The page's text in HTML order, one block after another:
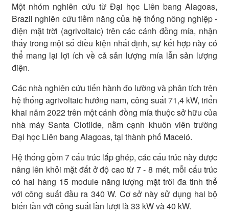
Một nhóm nghiên cứu từ Đại học Liên bang Alagoas,
Brazil nghiên cứu tiềm năng của hệ thống nông nghiệp -
điện mặt trời (agrivoltaic) trên các cánh đồng mía, nhận
thấy trong một số điều kiện nhất định, sự kết hợp này có
thể mang lại lợi ích về cả sản lượng mía lẫn sản lượng
điện.
Các nhà nghiên cứu tiến hành đo lường và phân tích trên
hệ thống agrivoltaic hướng nam, công suất 71,4 kW, triển
khai năm 2022 trên một cánh đồng mía thuộc sở hữu của
nhà máy Santa Clotilde, nằm cạnh khuôn viên trường
Đại học Liên bang Alagoas, tại thành phố Maceió.
Hệ thống gồm 7 cấu trúc lắp ghép, các cấu trúc này được
nâng lên khỏi mặt đất ở độ cao từ 7 - 8 mét, mỗi cấu trúc
có hai hàng 15 module năng lượng mặt trời đa tinh thể
với công suất đầu ra 340 W. Cơ sở này sử dụng hai bộ
biến tần với công suất lần lượt là 33 kW và 40 kW.